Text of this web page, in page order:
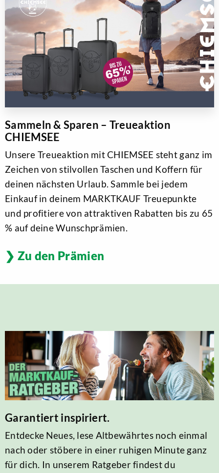
Sammeln & Sparen – Treueaktion
CHIEMSEE
Unsere Treueaktion mit CHIEMSEE steht ganz im
Zeichen von stilvollen Taschen und Koffern für
deinen nächsten Urlaub. Sammle bei jedem
Einkauf in deinem MARKTKAUF Treuepunkte
und profitiere von attraktiven Rabatten bis zu 65
% auf deine Wunschprämien.
Zu den Prämien
Garantiert inspiriert.
Entdecke Neues, lese Altbewährtes noch einmal
nach oder stöbere in einer ruhigen Minute ganz
für dich. In unserem Ratgeber findest du